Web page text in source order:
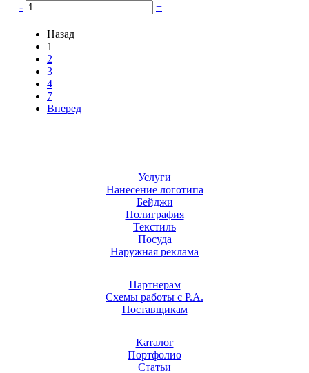
-
+
Назад
1
2
3
4
7
Вперед
Услуги
Нанесение логотипа
Бейджи
Полиграфия
Текстиль
Посуда
Наружная реклама
Партнерам
Схемы работы с Р.А.
Поставщикам
Каталог
Портфолио
Статьи